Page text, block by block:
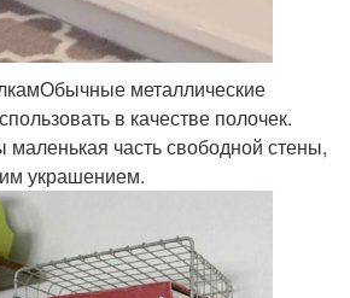
металлические
в качестве полочек.
маленькая часть свободной стены,
украшением.